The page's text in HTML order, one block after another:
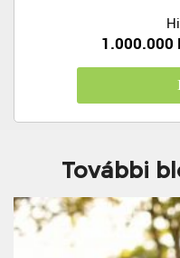
1.000.000
További